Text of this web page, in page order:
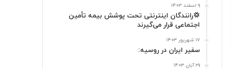
ر
م
۹ اسفند ۱۴۰۳
💢رانندگان اینترنتی تحت پوشش بیمه تأمین
اجتماعی قرار می‌گیرند
۱۷ شهریور ۱۴۰۳
سفیر ایران در روسیه:
۲۹ آبان ۱۴۰۳